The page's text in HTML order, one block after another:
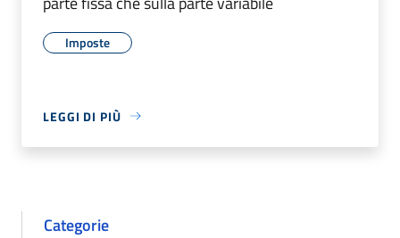
Imposte
LEGGI DI PIÙ
Categorie